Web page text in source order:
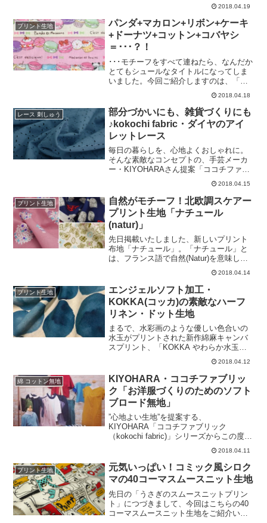
いますこちらの写真の４色に加え、グレ
ー系を１色、生産中です。入荷しました
ら、掲載しますね♪コットンこばやし・北
欧調あじさいサークル綿麻キャンバスプ
リント（リンク先に商品
す。ブロードはブロードでも、ふつうの
ブロードではありません。「エアータン
ブラー加工」を行った、とてもソフトな
「ソフトブロード」です。＼ ふわ
っ！ ／まるで、ガーゼのようにふわっ
と柔らかで、それでいてブロード生地な
ので程よいコシもあります。個性的なが
らもきれいなカラーが多数ありますので
小物雑貨などをお作りいただいてもＯＫ
ですが、この風合いを活かしたシンプル
＆ナチュラルな、おしゃれ服のハンドメ
イドに最もオススメです！春・夏・秋と
さまざまなカラーで、おでかけ
2018.04.19
プリント生地
パンダ+マカロン+リボン+ケーキ
+ドーナツ+コットン+コバヤシ
＝･･･？！
･･･モチーフをすべて連ねたら、なんだか
とてもシュールなタイトルになってしま
いました。今回ご紹介しますのは、「コ
生地です。＼ パンパカパーン･･･ダ！ ／
２センチほどのマカロンを中心に、ドー
ナツ、ケーキ、リボンなどをあしらい、
フランス語を添えました！そして、なぜ
かこのフレンチな世界観の中に、パンダ
が紛れ込んでいます！唐突なパンダの登
場ですが、可愛いので不思議と許せてし
まいます。布地の素材は、10番単糸キャ
ンバス。10番といっても帆布のような地
厚な素材ではなく、オックスフォードに
近い厚みです。トートバッグ、クッショ
ンカバー、おけいこバッグ、お弁当袋な
どのハンド
2018.04.18
レース 刺しゅう
部分づかいにも、雑貨づくりにも
♪kokochi fabric・ダイヤのアイ
レットレース
毎日の暮らしを、心地よくおしゃれに。
そんな素敵なコンセプトの、手芸メーカ
ー・KIYOHARAさん提案「ココチファブ
リック(kokochi fabric)」シリーズに、新
素材のレース生地がなかまいり♪きれいな
ダイヤのような形に小さな穴（アイレッ
ト）が並んだ、「ダイヤのアイレットレ
ース」です。オールオーバーレースの魅
力をたっぷりと活かして、小物雑貨など
をハンドメイドしたり、無地の生地と組
み合わせてお洋服の部分づかいのアクセ
ントにしたり･･･！約2ｃｍほどのサイズ
のダイヤ柄なので、主張しすぎることな
く可愛い作品が仕上がります。今のとこ
ろ、ブルー、ブラック、オフホワイトの3
色ですが、7月頃に他のカラー
2018.04.15
プリント生地
自然がモチーフ！北欧調スケアー
プリント生地「ナチュール
(natur)」
先日掲載いたしました、新しいプリント
布地「ナチュール」。「ナチュール」と
は、フランス語で自然(Natur)を意味して
います。その名の通り、葉っぱやお花・
鳥など、自然をテーマに3柄をデザインし
ています。生地の質感は、ちょっぴり薄
手のブラウスやワンピース、巾着袋、ポ
ーチなどのハンドメイドに向いていま
す。トートバッグなどの大きなカバンに
するには生地が弱いかもしれませんの
で、芯地や裏地を縫い合わせることをお
すすめします。白などの明るいカラーベ
ースの配色から、緑系やピンク系の濃色
ベースの配色まで、幅広くご用意してい
ます。ぜひご覧くださいませ♪北欧調スケ
アープリント生地「ナチュール(natur)」
（リンク
2018.04.14
プリント生地
エンジェルソフト加工・
KOKKA(コッカ)の素敵なハーフ
リネン・ドット生地
まるで、水彩画のような優しい色合いの
水玉がプリントされた新作綿麻キャンバ
スプリント、「KOKKA やわらか水玉綿
麻キャンバスプリント」。優しいのは、
色だけではありません。この生地は、通
常のソフト加工よりもさらに柔らかさを
増した、「エンジェルソフト加工」をし
ています。ハーフリネンのキャンバス
は、場合によっては少しゴワつくことが
ありますが、この布地はお洋服などの手
芸も楽しめます♪色も風合いも、優しさに
あふれた布地なのです♪水玉のサイズは、
少し大きめの直径約6．5ｃｍ。カラー・
ラインナップはこの通り。落ち着いたト
ーンながらも、明るい差し色もありま
す。春夏のおしゃれ着に、ぜひご活用く
ださいませ。ローン
2018.04.12
綿 コットン無地
KIYOHARA・ココチファブリッ
ク「お洋服づくりのためのソフト
ブロード無地」
”心地よい生地”を提案する、
KIYOHARA「ココチファブリック
（kokochi fabric)」シリーズからこの度ご
りのためのソフトブロード無地」です。
こちらは中でも大人気の「パウダーピン
ク色」です。エアータンブラー加工を施
したこの生地は、まるでガーゼのように
ふわっと柔らかで、それでいて糸の密度
がしっかりしていますので、まさにシャ
ツ、ブラウスなどの「お洋服づくり」に
2018.04.11
プリント生地
元気いっぱい！コミック風シロク
マの40コーマスムースニット生地
先日の「うさぎのスムースニットプリン
ト」につづきまして、今回はこちらの40
コーマスムースニット生地をご紹介いた